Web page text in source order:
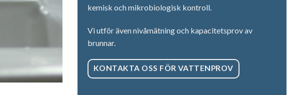
kemisk och mikrobiologisk kontroll.
Vi utför även nivåmätning och kapacitetsprov av
brunnar.
KONTAKTA OSS FÖR VATTENPROV